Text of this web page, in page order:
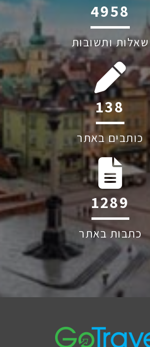
6044
שאלות ותשובות
214
כותבים באתר
1993
כתבות באתר